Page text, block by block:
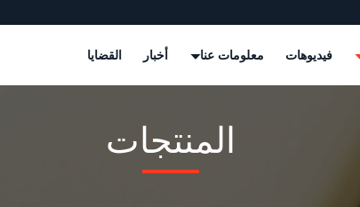
فيديوهات معلومات عنا أخبار القضايا
المنتجات